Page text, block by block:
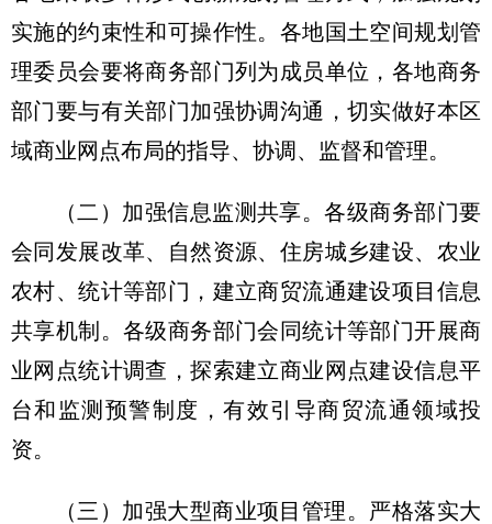
实施的约束性和可操作性。各地国土空间规划管
理委员会要将商务部门列为成员单位，各地商务
部门要与有关部门加强协调沟通，切实做好本区
域商业网点布局的指导、协调、监督和管理。
（二）加强信息监测共享。各级商务部门要
会同发展改革、自然资源、住房城乡建设、农业
农村、统计等部门，建立商贸流通建设项目信息
共享机制。各级商务部门会同统计等部门开展商
业网点统计调查，探索建立商业网点建设信息平
台和监测预警制度，有效引导商贸流通领域投
资。
（三）加强大型商业项目管理。 严格落实大